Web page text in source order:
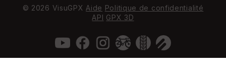
© 2026 VisuGPX Aide Politique de confidentialité
API GPX 3D